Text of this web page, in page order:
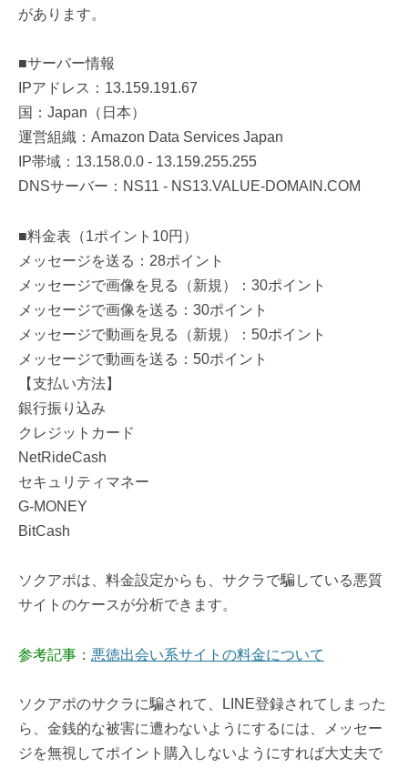
があります。
■サーバー情報
IPアドレス：13.159.191.67
国：Japan（日本）
運営組織：Amazon Data Services Japan
IP帯域：13.158.0.0 - 13.159.255.255
DNSサーバー：NS11 - NS13.VALUE-DOMAIN.COM
■料金表（1ポイント10円）
メッセージを送る：28ポイント
メッセージで画像を見る（新規）：30ポイント
メッセージで画像を送る：30ポイント
メッセージで動画を見る（新規）：50ポイント
メッセージで動画を送る：50ポイント
【支払い方法】
銀行振り込み
クレジットカード
NetRideCash
セキュリティマネー
G-MONEY
BitCash
ソクアポは、料金設定からも、サクラで騙している悪質
サイトのケースが分析できます。
参考記事： 悪徳出会い系サイトの料金について
ソクアポのサクラに騙されて、LINE登録されてしまった
ら、金銭的な被害に遭わないようにするには、メッセー
ジを無視してポイント購入しないようにすれば大丈夫で